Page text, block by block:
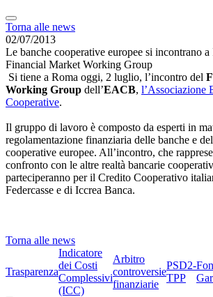
Torna alle news
02/07/2013
Le banche cooperative europee si incontrano
Financial Market Working Group
Si tiene a Roma oggi, 2 luglio, l’incontro del
Working Group dell’EACB, l’Associazione
Cooperative.
Il gruppo di lavoro è composto da esperti in
regolamentazione finanziaria delle banche e
cooperative europee. All’incontro, che
confronto con le altre realtà bancarie
parteciperanno per il Credito Cooperativo
Federcasse e di Iccrea Banca.
Torna alle news
Trasparenza
Indicatore
dei Costi
Complessivi
(ICC)
Arbitro
controversie
finanziarie
PSD2-
TPP